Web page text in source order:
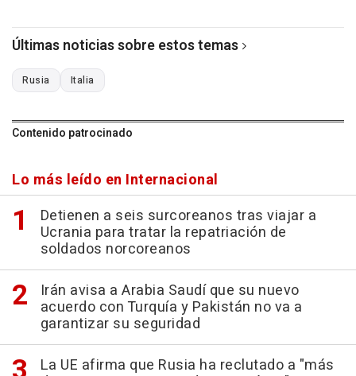
Últimas noticias sobre estos temas
Rusia Italia
Contenido patrocinado
Lo más leído en Internacional
Detienen a seis surcoreanos tras viajar a
Ucrania para tratar la repatriación de
soldados norcoreanos
Irán avisa a Arabia Saudí que su nuevo
acuerdo con Turquía y Pakistán no va a
garantizar su seguridad
La UE afirma que Rusia ha reclutado a "más